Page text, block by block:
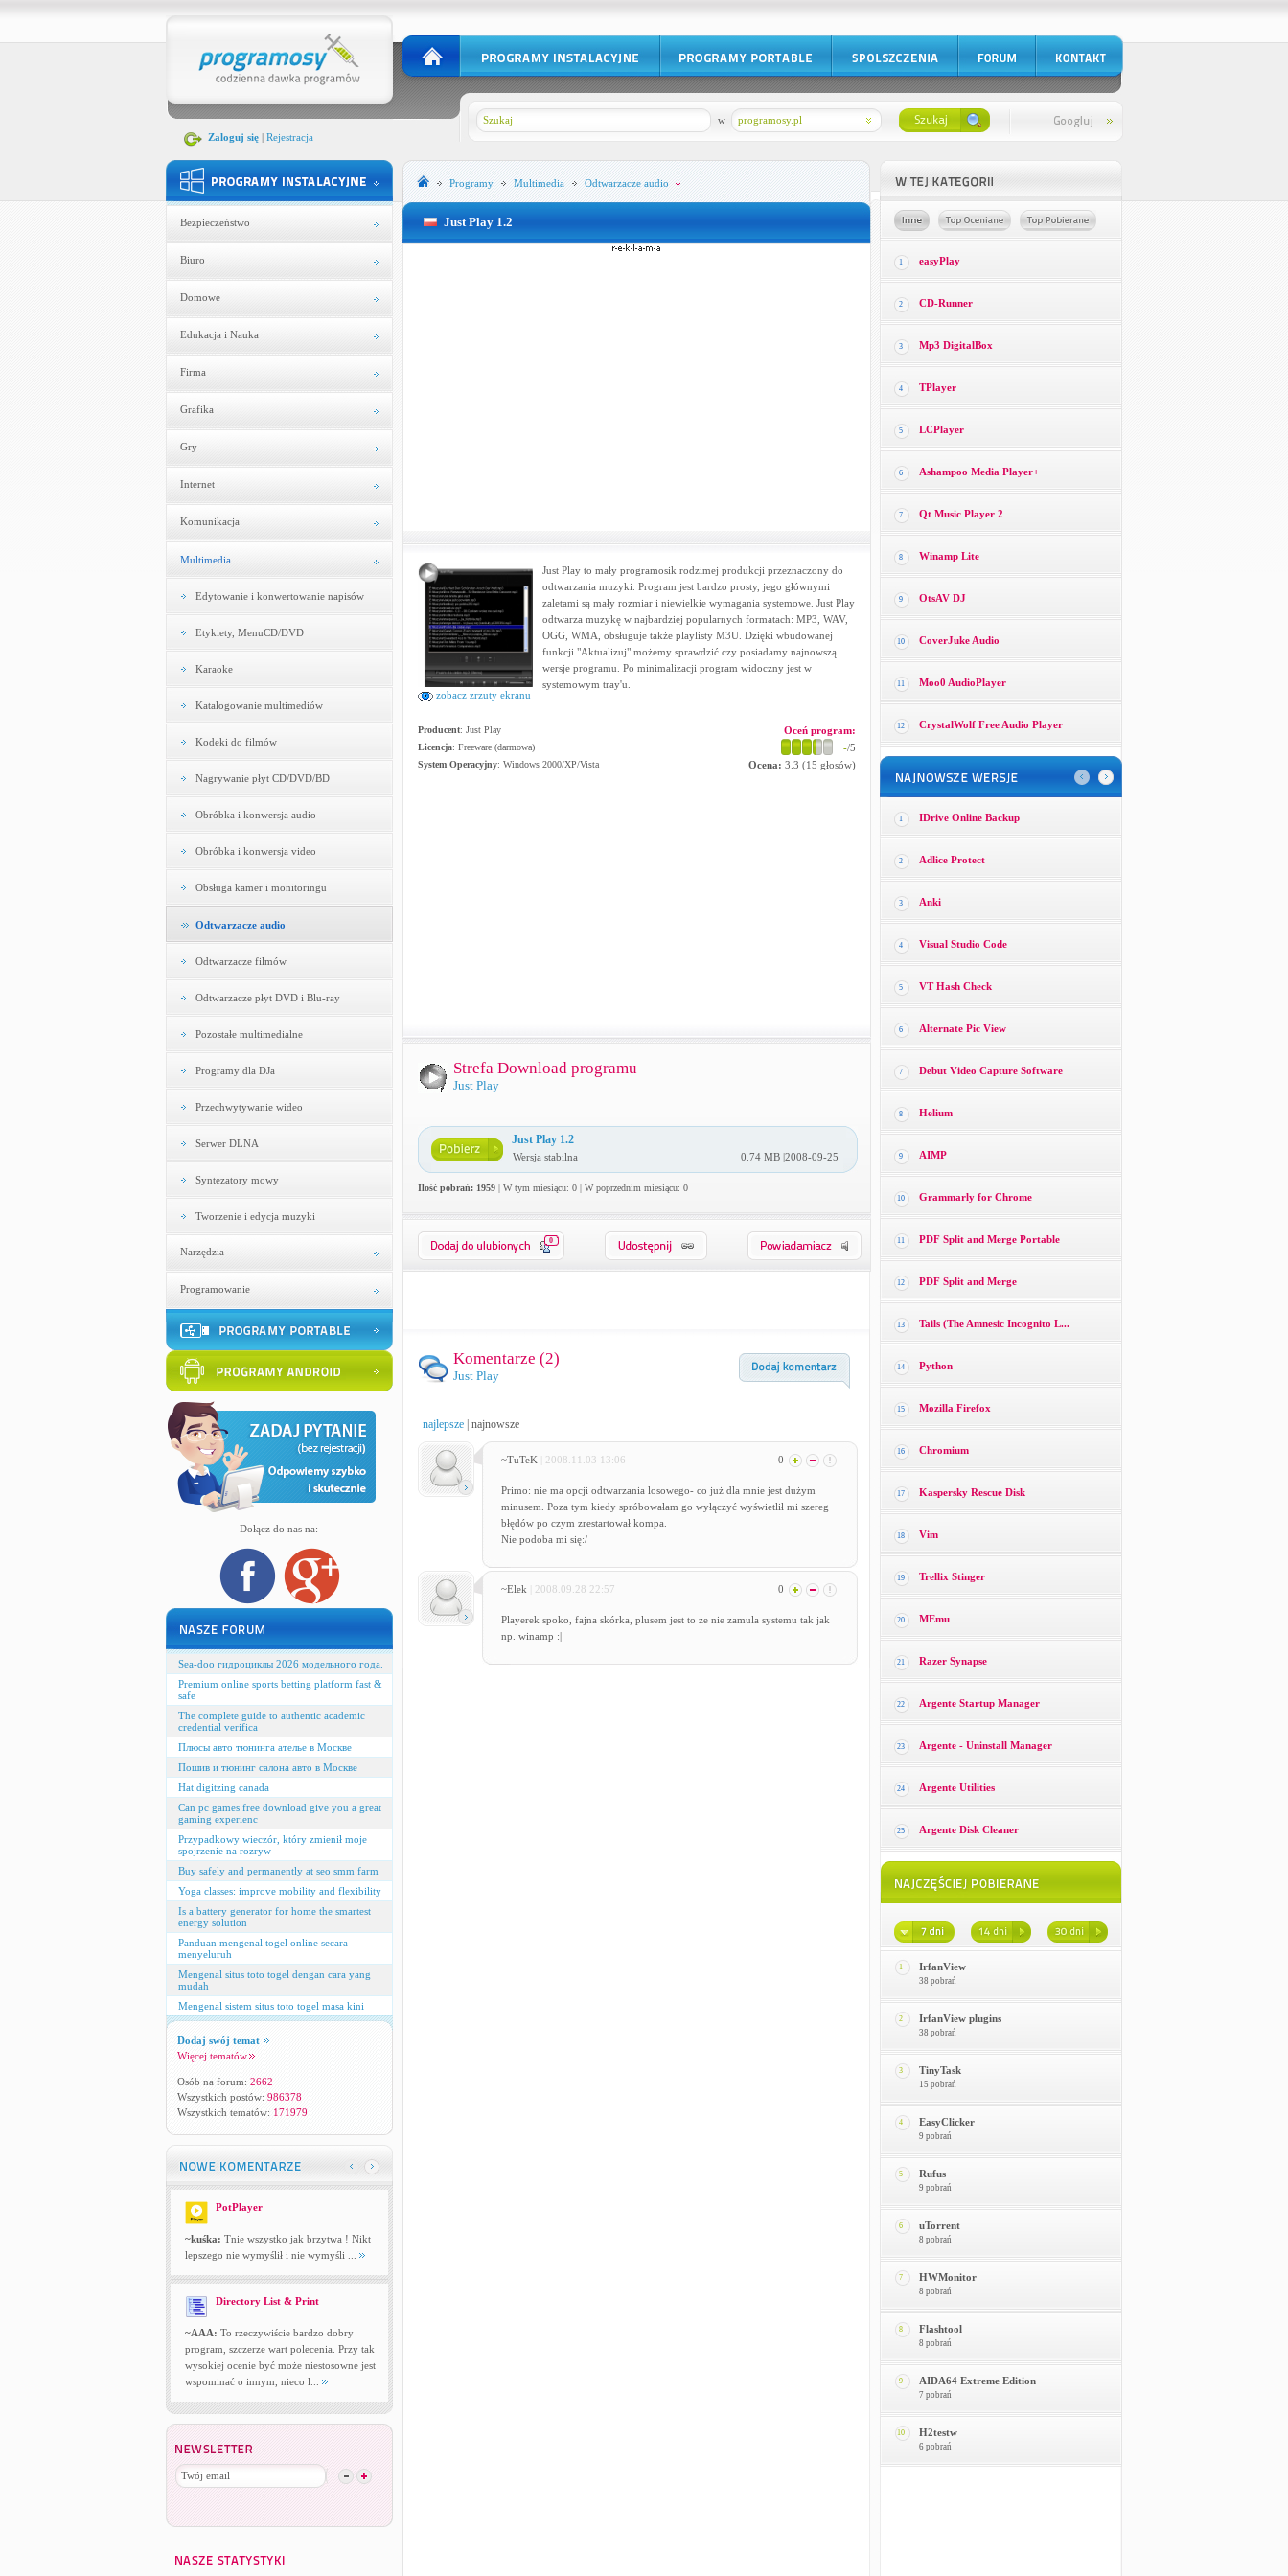
Zaloguj się| Rejestracja
programosy.pl
w
Bezpieczeństwo
Biuro
Domowe
Edukacja i Nauka
Firma
Grafika
Gry
Internet
Komunikacja
Multimedia
Edytowanie i konwertowanie napisów
Etykiety, MenuCD/DVD
Karaoke
Katalogowanie multimediów
Kodeki do filmów
Nagrywanie płyt CD/DVD/BD
Obróbka i konwersja audio
Obróbka i konwersja video
Obsługa kamer i monitoringu
Odtwarzacze audio
Odtwarzacze filmów
Odtwarzacze płyt DVD i Blu-ray
Pozostałe multimedialne
Programy dla DJa
Przechwytywanie wideo
Serwer DLNA
Syntezatory mowy
Tworzenie i edycja muzyki
Narzędzia
Programowanie
Dołącz do nas na:
Sea-doo гидроциклы 2026 модельного года.
Premium online sports betting platform fast &
safe
The complete guide to authentic academic
credential verifica
Плюсы авто тюнинга ателье в Москве
Пошив и тюнинг салона авто в Москве
Hat digitzing canada
Can pc games free download give you a great
gaming experienc
Przypadkowy wieczór, który zmienił moje
spojrzenie na rozryw
Buy safely and permanently at seo smm farm
Yoga classes: improve mobility and flexibility
Is a battery generator for home the smartest
energy solution
Panduan mengenal togel online secara
menyeluruh
Mengenal situs toto togel dengan cara yang
mudah
Mengenal sistem situs toto togel masa kini
Dodaj swój temat
Więcej tematów
Osób na forum: 2662
Wszystkich postów: 986378
Wszystkich tematów: 171979
PotPlayer
~kuśka: Tnie wszystko jak brzytwa ! Nikt
lepszego nie wymyślił i nie wymyśli ...
Directory List & Print
~AAA: To rzeczywiście bardzo dobry
program, szczerze wart polecenia. Przy tak
wysokiej ocenie być może niestosowne jest
wspominać o innym, nieco l...
Programy Multimedia Odtwarzacze audio
Just Play 1.2
zobacz zrzuty ekranu
Just Play to mały programosik rodzimej produkcji przeznaczony do
odtwarzania muzyki. Program jest bardzo prosty, jego głównymi
zaletami są mały rozmiar i niewielkie wymagania systemowe. Just Play
odtwarza muzykę w najbardziej popularnych formatach: MP3, WAV,
OGG, WMA, obsługuje także playlisty M3U. Dzięki wbudowanej
funkcji "Aktualizuj" możemy sprawdzić czy posiadamy najnowszą
wersje programu. Po minimalizacji program widoczny jest w
systemowym tray'u.
Producent: Just Play
Licencja: Freeware (darmowa)
System Operacyjny: Windows 2000/XP/Vista
Oceń program:
-/5
Ocena: 3.3 (15 głosów)
Strefa Download programu
Just Play
Just Play 1.2
Wersja stabilna 0.74 MB |2008-09-25
Ilość pobrań: 1959| W tym miesiącu: 0 | W poprzednim miesiącu: 0
0
Komentarze (2)
Just Play
najlepsze| najnowsze
~TuTeK | 2008.11.03 13:06 0
Primo: nie ma opcji odtwarzania losowego- co już dla mnie jest dużym
minusem. Poza tym kiedy spróbowałam go wyłączyć wyświetlił mi szereg
błędów po czym zrestartował kompa.
Nie podoba mi się:/
~Elek | 2008.09.28 22:57 0
Playerek spoko, fajna skórka, plusem jest to że nie zamula systemu tak jak
np. winamp :|
1 easyPlay
2 CD-Runner
3 Mp3 DigitalBox
4 TPlayer
5 LCPlayer
6 Ashampoo Media Player+
7 Qt Music Player 2
8 Winamp Lite
9 OtsAV DJ
10 CoverJuke Audio
11 Moo0 AudioPlayer
12 CrystalWolf Free Audio Player
1 IDrive Online Backup
2 Adlice Protect
3 Anki
4 Visual Studio Code
5 VT Hash Check
6 Alternate Pic View
7 Debut Video Capture Software
8 Helium
9 AIMP
10 Grammarly for Chrome
11 PDF Split and Merge Portable
12 PDF Split and Merge
13 Tails (The Amnesic Incognito L...
14 Python
15 Mozilla Firefox
16 Chromium
17 Kaspersky Rescue Disk
18 Vim
19 Trellix Stinger
20 MEmu
21 Razer Synapse
22 Argente Startup Manager
23 Argente - Uninstall Manager
24 Argente Utilities
25 Argente Disk Cleaner
1 IrfanView
38 pobrań
2 IrfanView plugins
38 pobrań
3 TinyTask
15 pobrań
4 EasyClicker
9 pobrań
5 Rufus
9 pobrań
6 uTorrent
8 pobrań
7 HWMonitor
8 pobrań
8 Flashtool
8 pobrań
9 AIDA64 Extreme Edition
7 pobrań
10 H2testw
6 pobrań